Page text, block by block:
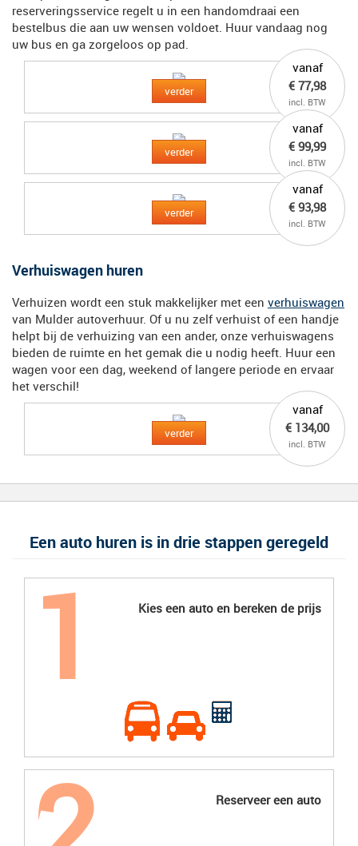
reserveringsservice regelt u in een handomdraai een
bestelbus die aan uw wensen voldoet. Huur vandaag nog
uw bus en ga zorgeloos op pad.
vanaf
€ 77,98
incl. BTW
verder
vanaf
€ 99,99
incl. BTW
verder
vanaf
€ 93,98
incl. BTW
verder
Verhuiswagen huren
Verhuizen wordt een stuk makkelijker met een verhuiswagen
van Mulder autoverhuur. Of u nu zelf verhuist of een handje
helpt bij de verhuizing van een ander, onze verhuiswagens
bieden de ruimte en het gemak die u nodig heeft. Huur een
wagen voor een dag, weekend of langere periode en ervaar
het verschil!
vanaf
€ 134,00
incl. BTW
verder
Een auto huren is in drie stappen geregeld
Kies een auto en bereken de prijs
Reserveer een auto